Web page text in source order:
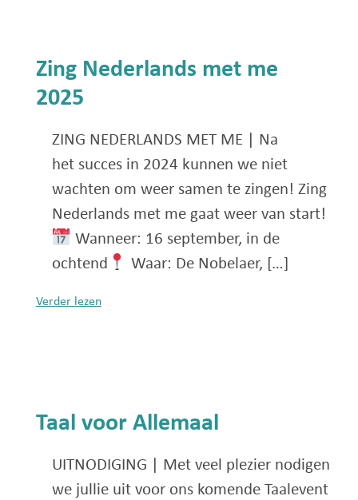
Zing Nederlands met me
2025
ZING NEDERLANDS MET ME | Na
het succes in 2024 kunnen we niet
wachten om weer samen te zingen! Zing
Nederlands met me gaat weer van start!
Wanneer: 16 september, in de
ochtend
Waar: De Nobelaer, […]
Verder lezen
Taal voor Allemaal
UITNODIGING | Met veel plezier nodigen
we jullie uit voor ons komende Taalevent